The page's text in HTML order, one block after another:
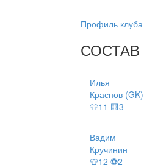
Профиль клуба
СОСТАВ
Илья
Краснов (GK)
👕11 🟨3
Вадим
Кручинин
👕12 ⚽2